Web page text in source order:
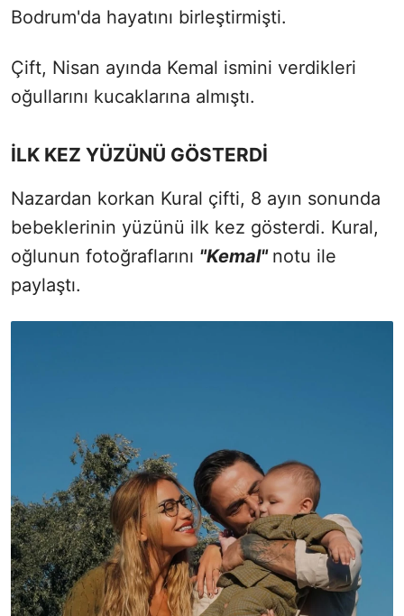
Bodrum'da hayatını birleştirmişti.
Çift, Nisan ayında Kemal ismini verdikleri
oğullarını kucaklarına almıştı.
İLK KEZ YÜZÜNÜ GÖSTERDİ
Nazardan korkan Kural çifti, 8 ayın sonunda
bebeklerinin yüzünü ilk kez gösterdi. Kural,
oğlunun fotoğraflarını "Kemal" notu ile
paylaştı.